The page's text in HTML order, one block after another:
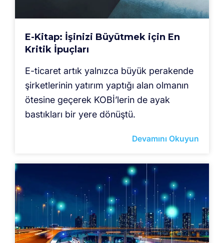
E-Kitap: İşinizi Büyütmek için En
Kritik İpuçları
E-ticaret artık yalnızca büyük perakende
şirketlerinin yatırım yaptığı alan olmanın
ötesine geçerek KOBİ’lerin de ayak
bastıkları bir yere dönüştü.
Devamını Okuyun